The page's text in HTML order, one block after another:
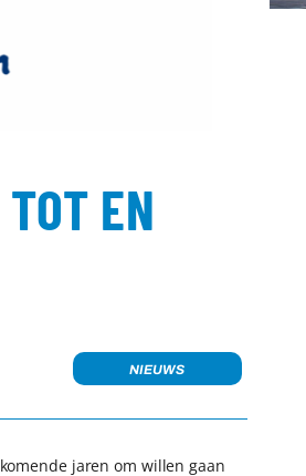
EN
NIEUWS
jaren om willen gaan